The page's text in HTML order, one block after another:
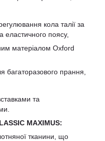
кола талії за
еластичного поясу,
матеріалом Oxford
багаторазового прання,
та
MAXIMUS:
тканини, що